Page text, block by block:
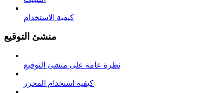
كيفية الاستخدام
منشئ التوقيع
نظرة عامة على منشئ التوقيع
كيفية استخدام المحرر